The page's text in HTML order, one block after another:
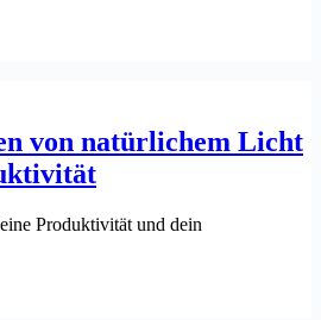
von natürlichem Licht
Produktivität und dein